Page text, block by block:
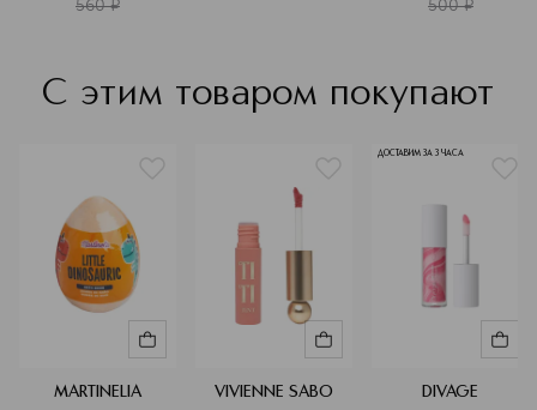
560 ¤ 500 ¤
С этим товаром покупают
MARTINELIA VIVIENNE SABO
ДОСТАВИМ ЗА 3 ЧАСА
DIVAGE